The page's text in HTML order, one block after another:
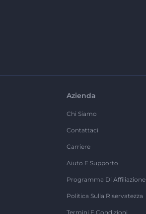
Azienda
Chi Siamo
Contattaci
Carriere
Aiuto E Supporto
Programma Di Affiliazione
Politica Sulla Riservatezza
Termini E Condizioni